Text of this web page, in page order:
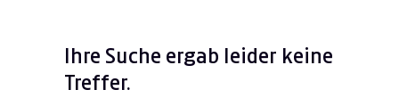
Ihre Suche ergab leider keine
Treffer.